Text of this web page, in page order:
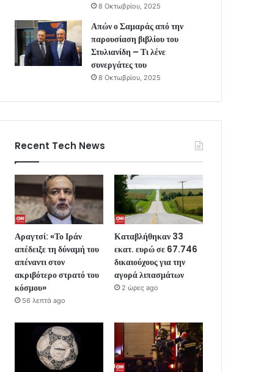
8 Οκτωβρίου, 2025
Απών ο Σαμαράς από την
παρουσίαση βιβλίου του
Στυλιανίδη – Τι λένε
συνεργάτες του
8 Οκτωβρίου, 2025
Recent Tech News
Αραγτσί: «Το Ιράν
απέδειξε τη δύναμή του
απέναντι στον
ακριβότερο στρατό του
κόσμου»
56 λεπτά ago
Καταβλήθηκαν 33
εκατ. ευρώ σε 67.746
δικαιούχους για την
αγορά λιπασμάτων
2 ώρες ago